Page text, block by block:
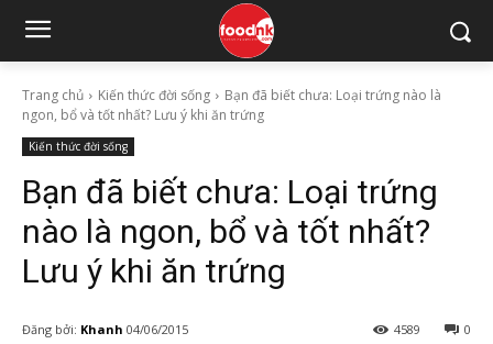
Trang chủ Kiến thức đời sống
Bạn đã biết chưa: Loại trứng nào là
ngon, bổ và tốt nhất? Lưu ý khi ăn trứng
Kiến thức đời sống
Bạn đã biết chưa: Loại trứng
nào là ngon, bổ và tốt nhất?
Lưu ý khi ăn trứng
Đăng bởi: Khanh 04/06/2015 0
4589